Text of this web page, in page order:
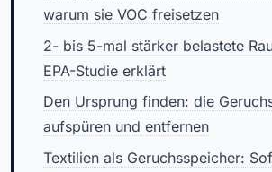
warum sie VOC freisetzen
2- bis 5-mal stärker belastete
EPA-Studie erklärt
Den Ursprung finden: die
aufspüren und entfernen
Textilien als Geruchsspeicher: